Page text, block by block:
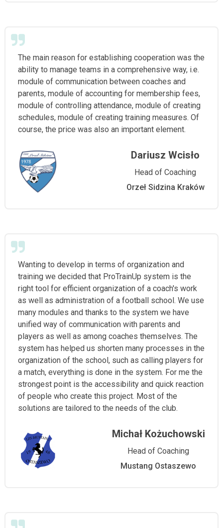
The main reason for establishing cooperation was the
ability to manage teams in a comprehensive way, i.e.
module of communication between coaches and
parents, module of accounting for membership fees,
module of controlling attendance, module of creating
schedules, module of creating training measures. Of
course, the price was also an important element.
Dariusz Wcisło
Head of Coaching
Orzeł Sidzina Kraków
Wanting to develop in terms of organization and
training we decided that ProTrainUp system is the
right tool for efficient organization of a coach's work
as well as administration of a football school. We use
many modules and thanks to the system we have
unified way of communication with parents and
players as well as among coaches themselves. The
system has helped us shorten many processes in the
organization of the school, such as calling players for
a match, everything is done in the system. For me the
strongest point is the accessibility and quick reaction
of people who create this project. Most of the
solutions are tailored to the needs of the club.
Michał Kożuchowski
Head of Coaching
Mustang Ostaszewo